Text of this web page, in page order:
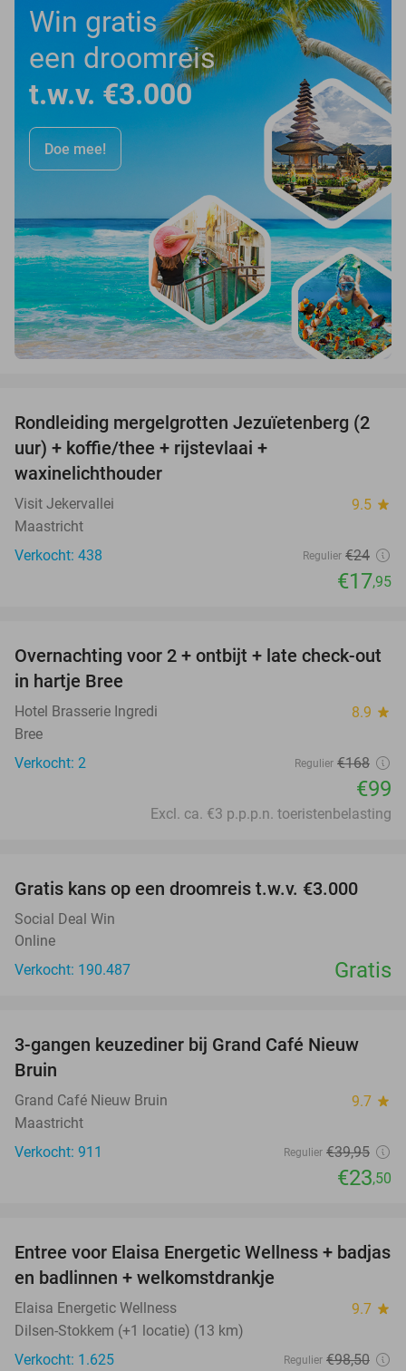
Win gratis
een droomreis
t.w.v. €3.000
Doe mee!
25%
Rondleiding mergelgrotten Jezuïetenberg (2
uur) + koffie/thee + rijstevlaai +
waxinelichthouder
Visit Jekervallei 9.5 star
Maastricht
Verkocht: 438
Regulier €24
€17,95
41%
TODAY
Overnachting voor 2 + ontbijt + late check-out
in hartje Bree
Hotel Brasserie Ingredi 8.9 star
Bree
Verkocht: 2
Regulier €168
€99
Excl. ca. €3 p.p.p.n. toeristenbelasting
Gratis kans op een droomreis t.w.v. €3.000
Social Deal Win
Online
Verkocht: 190.487
Gratis
41%
3-gangen keuzediner bij Grand Café Nieuw
Bruin
Grand Café Nieuw Bruin 9.7 star
Maastricht
Verkocht: 911
Regulier €39,95
€23,50
34%
Entree voor Elaisa Energetic Wellness + badjas
en badlinnen + welkomstdrankje
Elaisa Energetic Wellness 9.7 star
Dilsen-Stokkem (+1 locatie) (13 km)
Verkocht: 1.625
Regulier €98,50